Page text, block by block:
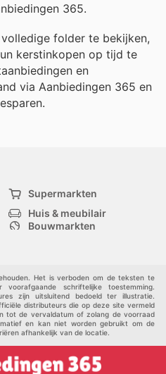
365.
folder te bekijken,
kerstinkopen op tijd te
en
via Aanbiedingen 365 en
Supermarkten
Huis & meubilair
Bouwmarkten
Het is verboden om de teksten te
schriftelijke toestemming.
zijn uitsluitend bedoeld ter illustratie.
distributeurs die op deze site vermeld
tot de vervaldatum of zolang de voorraad
en kan niet worden gebruikt om de
afhankelijk van de locatie.